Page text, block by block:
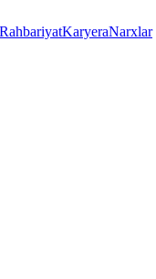
RahbariyatKaryeraNarxlar